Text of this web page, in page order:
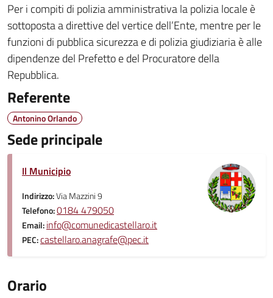
Per i compiti di polizia amministrativa la polizia locale è
sottoposta a direttive del vertice dell’Ente, mentre per le
funzioni di pubblica sicurezza e di polizia giudiziaria è alle
dipendenze del Prefetto e del Procuratore della
Repubblica.
Referente
Antonino Orlando
Sede principale
Il Municipio
Indirizzo:Via Mazzini 9
Telefono:0184 479050
Email:info@comunedicastellaro.it
PEC:castellaro.anagrafe@pec.it
Orario